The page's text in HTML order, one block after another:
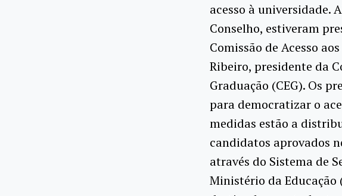
acesso à universidade.
Conselho, estiveram
Comissão de Acesso
Ribeiro, presidente da
Graduação (CEG). Os
para democratizar o
medidas estão a
candidatos aprovados
através do Sistema de
Ministério da Educação